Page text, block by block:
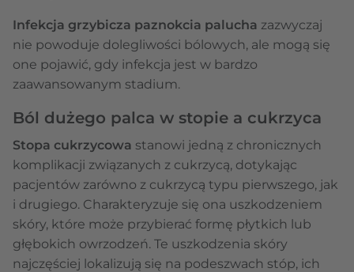
Infekcja grzybicza paznokcia palucha zazwyczaj
nie powoduje dolegliwości bólowych, ale mogą się
one pojawić, gdy infekcja jest w bardzo
zaawansowanym stadium.
Ból dużego palca w stopie a cukrzyca
Stopa cukrzycowa stanowi jedną z chronicznych
komplikacji związanych z cukrzycą, dotykając
pacjentów zarówno z cukrzycą typu pierwszego, jak
i drugiego. Charakteryzuje się ona uszkodzeniem
skóry, które może przybierać formę płytkich lub
głębokich owrzodzeń. Te uszkodzenia skóry
najczęściej lokalizują się na podeszwach stóp, ich